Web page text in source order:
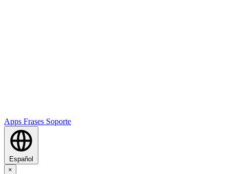
Apps Frases Soporte
Español
×